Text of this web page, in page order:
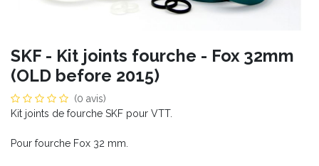
SKF - Kit joints fourche - Fox 32mm
(OLD before 2015)
(0 avis)
Kit joints de fourche SKF pour VTT.
Pour fourche Fox 32 mm.